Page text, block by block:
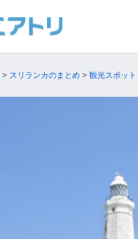
> スリランカのまとめ > 観光スポット